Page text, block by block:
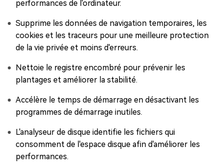
performances de l'ordinateur.
Supprime les données de navigation temporaires, les
cookies et les traceurs pour une meilleure protection
de la vie privée et moins d'erreurs.
Nettoie le registre encombré pour prévenir les
plantages et améliorer la stabilité.
Accélère le temps de démarrage en désactivant les
programmes de démarrage inutiles.
L'analyseur de disque identifie les fichiers qui
consomment de l'espace disque afin d'améliorer les
performances.